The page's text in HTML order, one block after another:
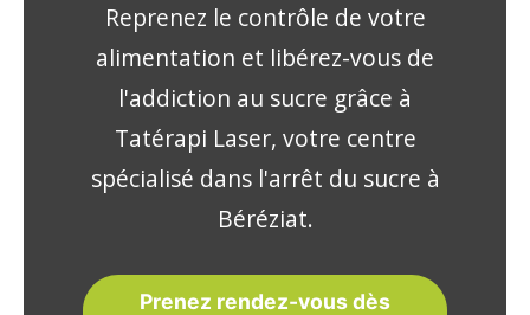
Reprenez le contrôle de votre
alimentation et libérez-vous de
l'addiction au sucre grâce à
Tatérapi Laser, votre centre
spécialisé dans l'arrêt du sucre à
Béréziat.
Prenez rendez-vous dès